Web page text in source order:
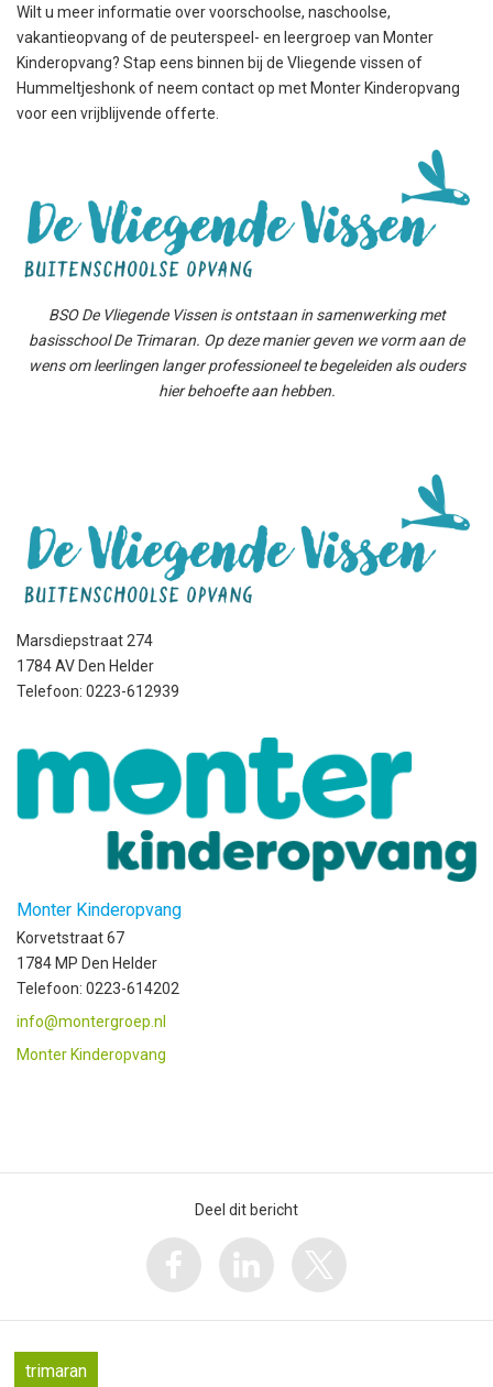
Wilt u meer informatie over voorschoolse, naschoolse,
vakantieopvang of de peuterspeel- en leergroep van Monter
Kinderopvang? Stap eens binnen bij de Vliegende vissen of
Hummeltjeshonk of neem contact op met Monter Kinderopvang
voor een vrijblijvende offerte.
BSO De Vliegende Vissen is ontstaan in samenwerking met
basisschool De Trimaran. Op deze manier geven we vorm aan de
wens om leerlingen langer professioneel te begeleiden als ouders
hier behoefte aan hebben.
Marsdiepstraat 274
1784 AV Den Helder
Telefoon: 0223-612939
Monter Kinderopvang
Korvetstraat 67
1784 MP Den Helder
Telefoon: 0223-614202
info@montergroep.nl
Monter Kinderopvang
Deel dit bericht
trimaran